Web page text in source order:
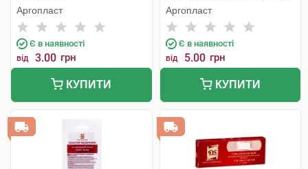
Аргопласт
Є в наявності
від 3.00 грн
КУПИТИ
шт
Аргопласт
Є в наявності
від 5.00 грн
КУПИТИ